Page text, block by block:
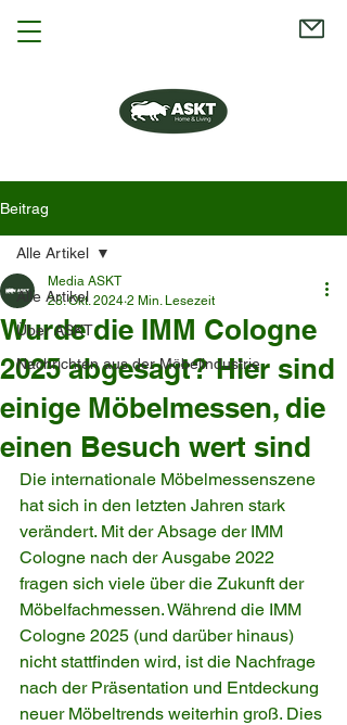
Beitrag
Alle Artikel
Über ASKT
Nachrichten aus der Möbelindustrie
Alle Artikel
Wurde die IMM Cologne
2025 abgesagt? Hier sind
einige Möbelmessen, die
einen Besuch wert sind
Media ASKT
28. Okt. 2024 2 Min. Lesezeit
Die internationale Möbelmessenszene
hat sich in den letzten Jahren stark
verändert. Mit der Absage der IMM
Cologne nach der Ausgabe 2022
fragen sich viele über die Zukunft der
Möbelfachmessen. Während die IMM
Cologne 2025 (und darüber hinaus)
nicht stattfinden wird, ist die Nachfrage
nach der Präsentation und Entdeckung
neuer Möbeltrends weiterhin groß. Dies